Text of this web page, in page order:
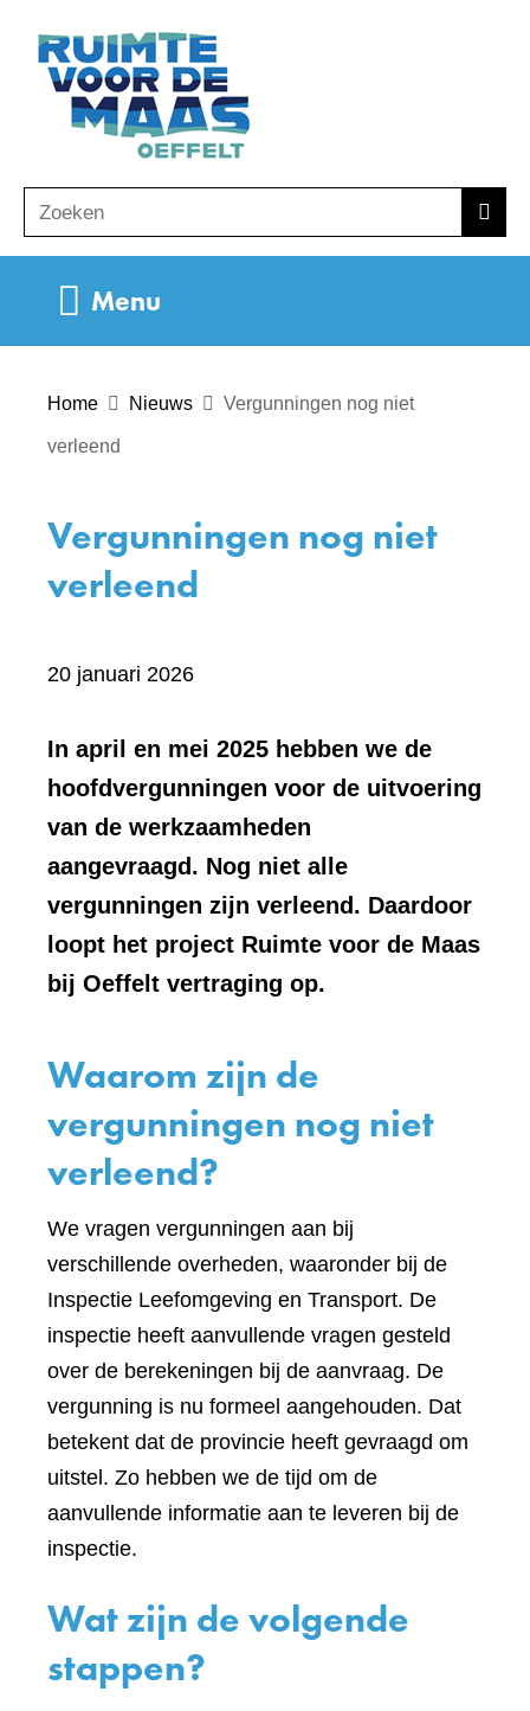
o
e
Zoeken
Menu
Home Nieuws Vergunningen nog niet
verleend
Vergunningen nog niet
verleend
20 januari 2026
In april en mei 2025 hebben we de
hoofdvergunningen voor de uitvoering
van de werkzaamheden
aangevraagd. Nog niet alle
vergunningen zijn verleend. Daardoor
loopt het project Ruimte voor de Maas
bij Oeffelt vertraging op.
Waarom zijn de
vergunningen nog niet
verleend?
We vragen vergunningen aan bij
verschillende overheden, waaronder bij de
Inspectie Leefomgeving en Transport. De
inspectie heeft aanvullende vragen gesteld
over de berekeningen bij de aanvraag. De
vergunning is nu formeel aangehouden. Dat
betekent dat de provincie heeft gevraagd om
uitstel. Zo hebben we de tijd om de
aanvullende informatie aan te leveren bij de
inspectie.
Wat zijn de volgende
stappen?